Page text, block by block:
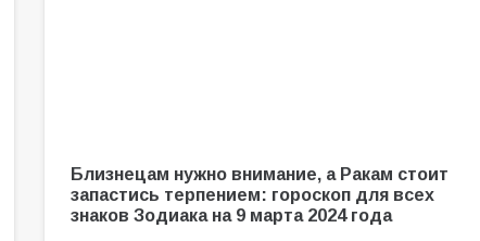
Близнецам нужно внимание, а Ракам стоит
запастись терпением: гороскоп для всех
знаков Зодиака на 9 марта 2024 года